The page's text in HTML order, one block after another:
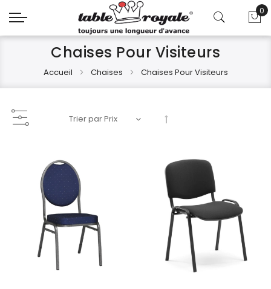
0
Chaises Pour Visiteurs
Accueil Chaises Chaises Pour Visiteurs
décroissant